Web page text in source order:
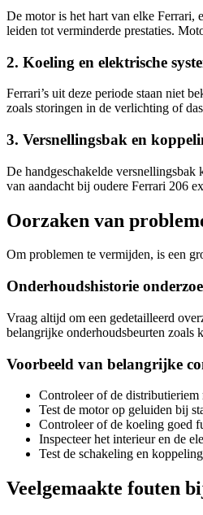
De motor is het hart van elke Ferrari,
leiden tot verminderde prestaties.
2. Koeling en elektrische
Ferrari’s uit deze periode staan niet
zoals storingen in de verlichting of
3. Versnellingsbak en
De handgeschakelde
van aandacht bij oudere Ferrari 206
Oorzaken van
Om problemen te vermijden, is een
Onderhoudshistorie
Vraag altijd om een gedetailleerd
belangrijke onderhoudsbeurten zoals
Voorbeeld van belangrijke
Controleer of de distributieriem
Test de motor op geluiden bij
Controleer of de koeling goed
Inspecteer het interieur en de
Test de schakeling en
Veelgemaakte fouten